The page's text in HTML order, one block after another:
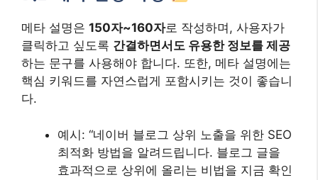
메타 설명은 150자~160자로 작성하며, 사용자가
클릭하고 싶도록 간결하면서도 유용한 정보를 제공
하는 문구를 사용해야 합니다. 또한, 메타 설명에는
핵심 키워드를 자연스럽게 포함시키는 것이 좋습니
다.
예시: “네이버 블로그 상위 노출을 위한 SEO
최적화 방법을 알려드립니다. 블로그 글을
효과적으로 상위에 올리는 비법을 지금 확인